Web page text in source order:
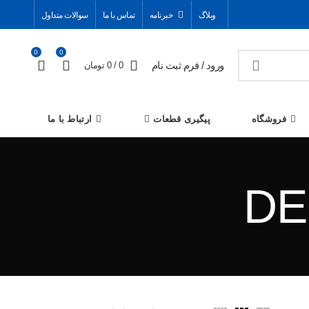
وبلاگ خبرنامه تماس با ما سوالات متداول
ورود / فرم ثبت نام 0
/
0 تومان
0
0
فروشگاه پیگیری قطعات ارتباط با ما